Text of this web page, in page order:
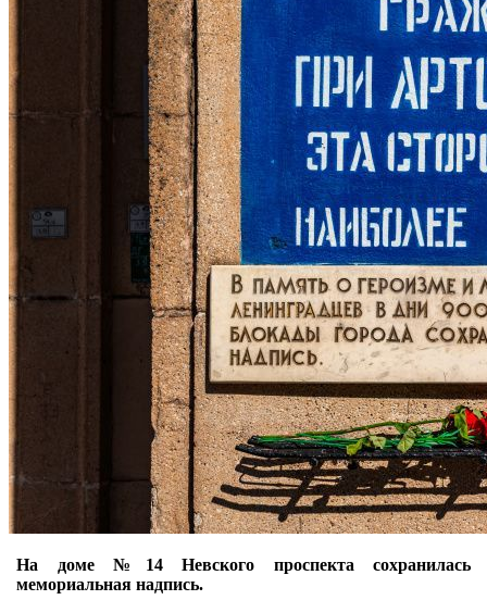
На доме №14 Невского проспекта сохранилась
мемориальная надпись.